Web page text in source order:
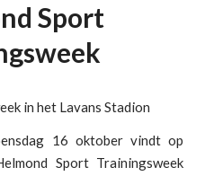
Sport
in het Lavans Stadion
16 oktober vindt op
Sport Trainingsweek